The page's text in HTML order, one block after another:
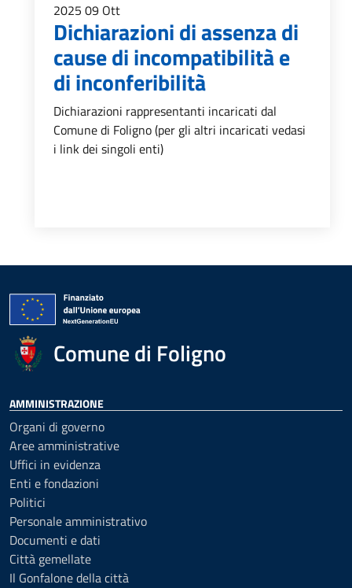
2025 09 Ott
Dichiarazioni di assenza di
cause di incompatibilità e
di inconferibilità
Dichiarazioni rappresentanti incaricati dal
Comune di Foligno (per gli altri incaricati vedasi
i link dei singoli enti)
Comune di Foligno
AMMINISTRAZIONE
Organi di governo
Aree amministrative
Uffici in evidenza
Enti e fondazioni
Politici
Personale amministrativo
Documenti e dati
Città gemellate
Il Gonfalone della città